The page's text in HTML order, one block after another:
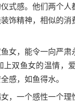
式感。他们两个
饰精神，相似的
，能令一向严肃
双鱼女的温情，
感，如鱼得水。
一个感性一个理